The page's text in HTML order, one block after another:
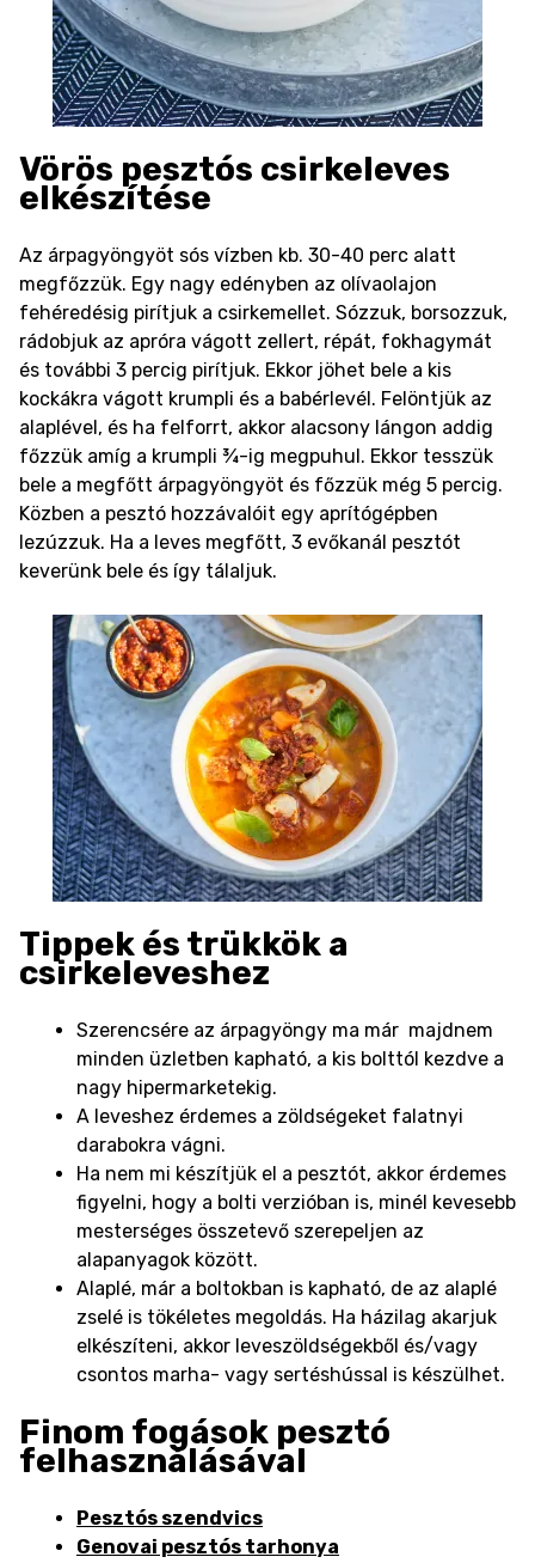
Vörös pesztós csirkeleves
elkészítése
Az árpagyöngyöt sós vízben kb. 30-40 perc alatt
megfőzzük. Egy nagy edényben az olívaolajon
fehéredésig pirítjuk a csirkemellet. Sózzuk, borsozzuk,
rádobjuk az apróra vágott zellert, répát, fokhagymát
és további 3 percig pirítjuk. Ekkor jöhet bele a kis
kockákra vágott krumpli és a babérlevél. Felöntjük az
alaplével, és ha felforrt, akkor alacsony lángon addig
főzzük amíg a krumpli ¾-ig megpuhul. Ekkor tesszük
bele a megfőtt árpagyöngyöt és főzzük még 5 percig.
Közben a pesztó hozzávalóit egy aprítógépben
lezúzzuk. Ha a leves megfőtt, 3 evőkanál pesztót
keverünk bele és így tálaljuk.
Tippek és trükkök a
csirkeleveshez
Szerencsére az árpagyöngy ma már majdnem
minden üzletben kapható, a kis bolttól kezdve a
nagy hipermarketekig.
A leveshez érdemes a zöldségeket falatnyi
darabokra vágni.
Ha nem mi készítjük el a pesztót, akkor érdemes
figyelni, hogy a bolti verzióban is, minél kevesebb
mesterséges összetevő szerepeljen az
alapanyagok között.
Alaplé, már a boltokban is kapható, de az alaplé
zselé is tökéletes megoldás. Ha házilag akarjuk
elkészíteni, akkor leveszöldségekből és/vagy
csontos marha- vagy sertéshússal is készülhet.
Finom fogások pesztó
felhasználásával
Pesztós szendvics
Genovai pesztós tarhonya